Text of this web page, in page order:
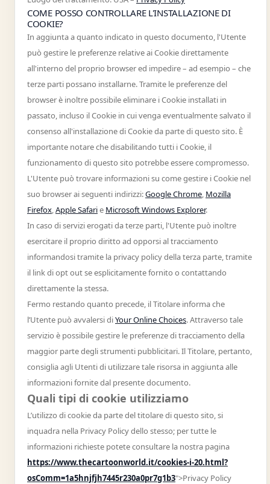
COME POSSO CONTROLLARE L'INSTALLAZIONE DI
COOKIE?
In aggiunta a quanto indicato in questo documento, l'Utente
può gestire le preferenze relative ai Cookie direttamente
all'interno del proprio browser ed impedire – ad esempio – che
terze parti possano installarne. Tramite le preferenze del
browser è inoltre possibile eliminare i Cookie installati in
passato, incluso il Cookie in cui venga eventualmente salvato il
consenso all'installazione di Cookie da parte di questo sito. È
importante notare che disabilitando tutti i Cookie, il
funzionamento di questo sito potrebbe essere compromesso.
L'Utente può trovare informazioni su come gestire i Cookie nel
suo browser ai seguenti indirizzi:Google Chrome, Mozilla
Firefox,Apple Safarie Microsoft Windows Explorer.
In caso di servizi erogati da terze parti, l'Utente può inoltre
esercitare il proprio diritto ad opporsi al tracciamento
informandosi tramite la privacy policy della terza parte, tramite
il link di opt out se esplicitamente fornito o contattando
direttamente la stessa.
Fermo restando quanto precede, il Titolare informa che
l’Utente può avvalersi diYour Online Choices. Attraverso tale
servizio è possibile gestire le preferenze di tracciamento della
maggior parte degli strumenti pubblicitari. Il Titolare, pertanto,
consiglia agli Utenti di utilizzare tale risorsa in aggiunta alle
informazioni fornite dal presente documento.
Quali tipi di cookie utilizziamo
L’utilizzo di cookie da parte del titolare di questo sito, si
inquadra nella Privacy Policy dello stesso; per tutte le
informazioni richieste potete consultare la nostra pagina
https://www.thecartoonworld.it/cookies-i-20.html?
osComm=1a5hnjfjh7445r230a0pr7g1b3">Privacy Policy